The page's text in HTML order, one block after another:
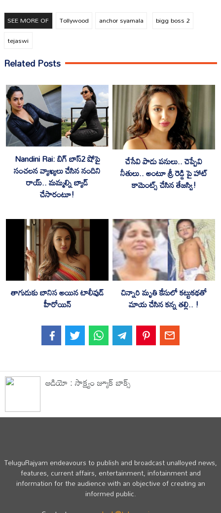
SEE MORE OF Tollywood anchor syamala
bigg boss 2
tejaswi
Related Posts
Nandini Rai: బిగ్ బాస్2 షోపై
సంచలన వ్యాఖ్యలు చేసిన నందిని
రాయ్.. మమ్మల్ని బ్యాడ్
చేసారంటూ!
చేసేవి పాడు పనులు.. చెప్పేవి
నీతులు.. అంటూ శ్రీ రెడ్డి పై హాట్
కామెంట్స్ చేసిన తేజస్వి!
తాగుడుకు బానిస అయిన టాలీవుడ్
హీరోయిన్
చిన్నారి మృతి కేసులో కట్టుకథతో
మాయ చేసిన కన్న తల్లి.. !
ఆడియో : సాక్ష్యం జ్యూక్ బాక్స్
TeluguRajyam endeavours to publish and broadcast unalloyed news,
features, current affairs, entertainment, infotainment and
information for the audience with an objective of creating an
informed public.